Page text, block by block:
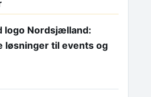
logo Nordsjælland:
løsninger til events og